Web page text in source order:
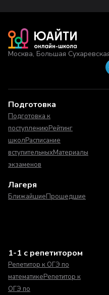
Москва, Большая
Подготовка
Подготовка к
поступлениюРейтинг
школРасписание
вступительныхМатериалы
экзаменов
Лагеря
БлижайшиеПрошедшие
1-1 с репетитором
Репетитор к ОГЭ по
математикеРепетитор к
ОГЭ по